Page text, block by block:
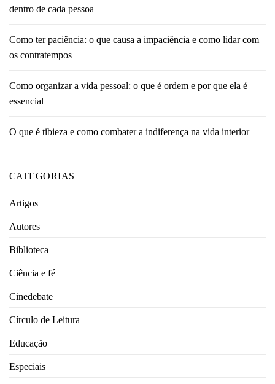
dentro de cada pessoa
Como ter paciência: o que causa a impaciência e como lidar com
os contratempos
Como organizar a vida pessoal: o que é ordem e por que ela é
essencial
O que é tibieza e como combater a indiferença na vida interior
CATEGORIAS
Artigos
Autores
Biblioteca
Ciência e fé
Cinedebate
Círculo de Leitura
Educação
Especiais